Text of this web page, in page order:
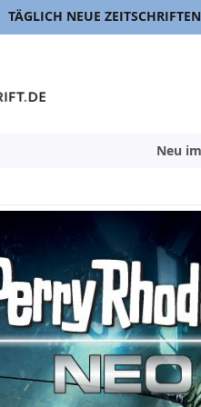
TÄGLICH NEUE ZEITSCHRIFTEN
Inhalt
Neu